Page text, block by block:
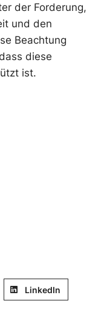
der Forderung,
und den
Beachtung
diese
ist.
LinkedIn